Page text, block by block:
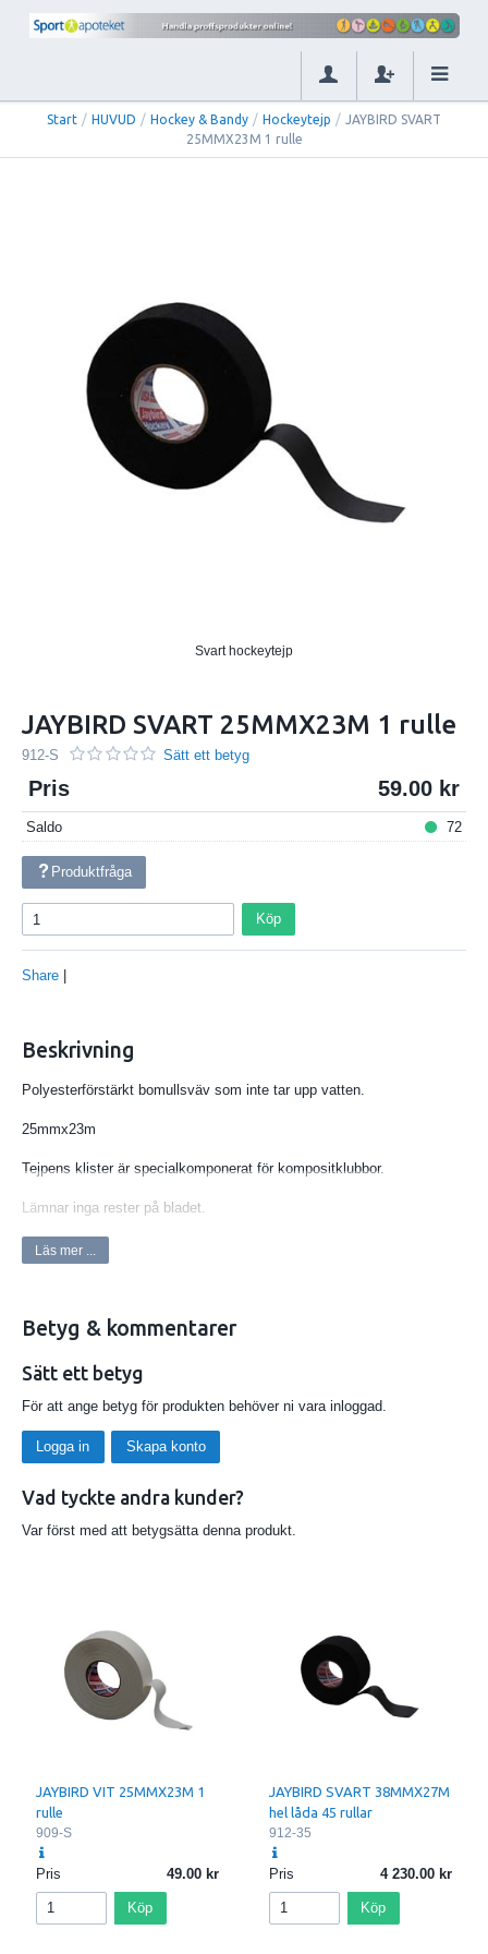
Start / HUVUD / Hockey & Bandy / Hockeytejp / JAYBIRD SVART
25MMX23M 1 rulle
Svart hockeytejp
JAYBIRD SVART 25MMX23M 1 rulle
912-S Sätt ett betyg
Pris 59.00
Saldo 72
Produktfråga
Köp
Share
Beskrivning
Polyesterförstärkt bomullsväv som inte tar upp vatten.
25mmx23m
Tejpens klister är specialkomponerat för kompositklubbor.
Lämnar inga rester på bladet.
En kombination som ger en överlägsen hockeytejp.
Köp styckerullar eller hel kartong med 72 rullar.
Läs mer ...
Betyg & kommentarer
Sätt ett betyg
För att ange betyg för produkten behöver ni vara inloggad.
Logga in Skapa konto
Vad tyckte andra kunder?
Var först med att betygsätta denna produkt.
JAYBIRD VIT 25MMX23M 1
rulle
909-S
Pris 49.00
Köp
JAYBIRD SVART 38MMX27M
hel låda 45 rullar
912-35
Pris 4 230.00
Köp